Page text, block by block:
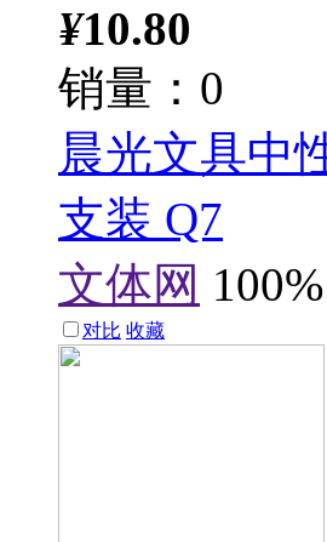
¥10.80
销量：0
晨光文具中
支装 Q7
文体网 100%
对比 收藏